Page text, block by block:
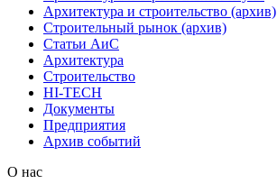
Архитектура и строительство (архив)
Строительный рынок (архив)
Статьи АиС
Архитектура
Строительство
HI-TECH
Документы
Предприятия
Архив событий
О нас